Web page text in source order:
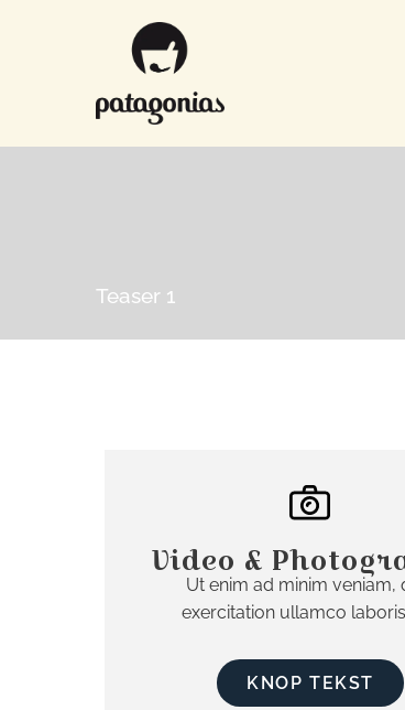
Teaser 1
Video &
Ut enim ad minim veniam,
exercitation ullamco laboris
KNOP TEKST